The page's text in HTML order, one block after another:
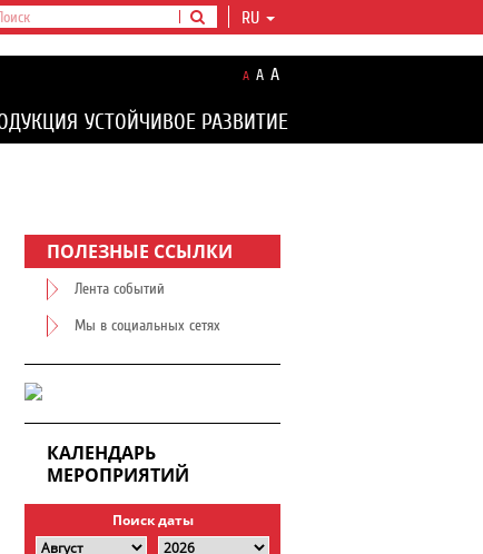
RU
A A A
УСТОЙЧИВОЕ РАЗВИТИЕ
ПОЛЕЗНЫЕ ССЫЛКИ
Лента событий
Мы в социальных сетях
КАЛЕНДАРЬ
МЕРОПРИЯТИЙ
Поиск даты